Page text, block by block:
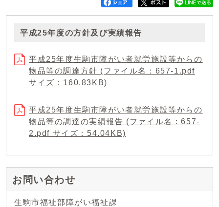
平成25年度の方針及び実績報告
平成25年度生駒市障がい者就労施設等からの
物品等の調達方針 (ファイル名：657-1.pdf
サイズ：160.83KB)
平成25年度生駒市障がい者就労施設等からの
物品等の調達の実績報告 (ファイル名：657-
2.pdf サイズ：54.04KB)
お問い合わせ
生駒市福祉部障がい福祉課